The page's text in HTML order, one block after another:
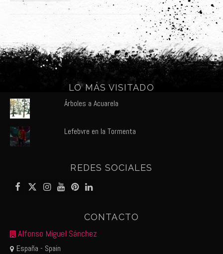
LO MÁS VISITADO
Árboles a Acuarela
Lefebvre en la Tormenta
REDES SOCIALES
CONTACTO
Alfonso Miguel Sánchez
España - Spain